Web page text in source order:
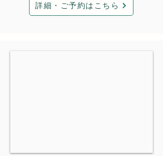
詳細・ご予約はこちら